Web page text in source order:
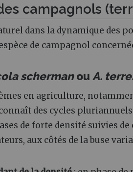
campagnols
dans la dynamique des
de campagnol
schermanou A.
en agriculture,
connaît des cycles
de forte densité suivies
aux côtés de la buse